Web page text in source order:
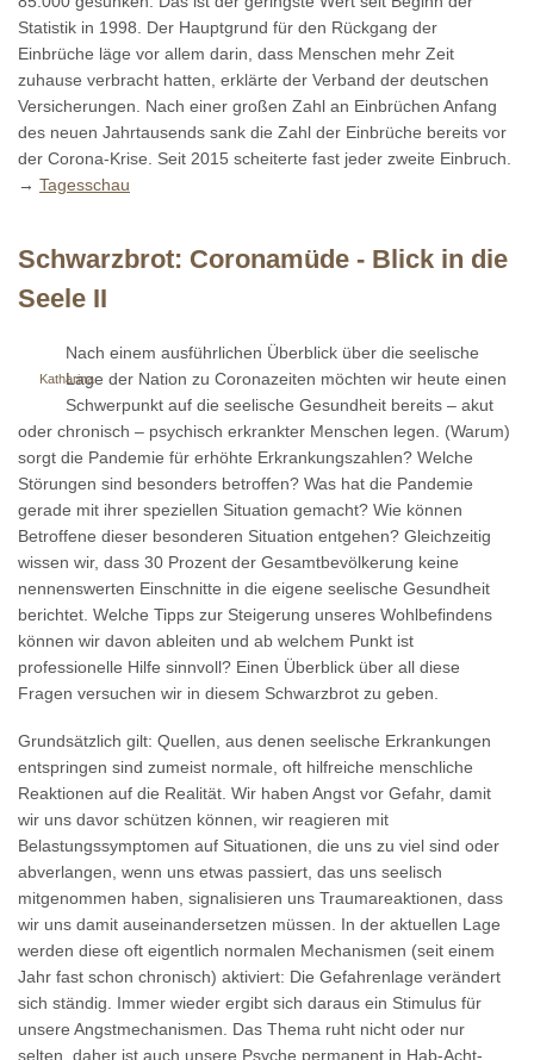
Statistik in 1998. Der Hauptgrund für den Rückgang der
Einbrüche läge vor allem darin, dass Menschen mehr Zeit
zuhause verbracht hatten, erklärte der Verband der deutschen
Versicherungen. Nach einer großen Zahl an Einbrüchen Anfang
des neuen Jahrtausends sank die Zahl der Einbrüche bereits vor
der Corona-Krise. Seit 2015 scheiterte fast jeder zweite Einbruch.
→ Tagesschau
Schwarzbrot: Coronamüde - Blick in die
Seele II
Katharina
Nach einem ausführlichen Überblick über die seelische
Lage der Nation zu Coronazeiten möchten wir heute einen
Schwerpunkt auf die seelische Gesundheit bereits – akut
oder chronisch – psychisch erkrankter Menschen legen. (Warum)
sorgt die Pandemie für erhöhte Erkrankungszahlen? Welche
Störungen sind besonders betroffen? Was hat die Pandemie
gerade mit ihrer speziellen Situation gemacht? Wie können
Betroffene dieser besonderen Situation entgehen? Gleichzeitig
wissen wir, dass 30 Prozent der Gesamtbevölkerung keine
nennenswerten Einschnitte in die eigene seelische Gesundheit
berichtet. Welche Tipps zur Steigerung unseres Wohlbefindens
können wir davon ableiten und ab welchem Punkt ist
professionelle Hilfe sinnvoll? Einen Überblick über all diese
Fragen versuchen wir in diesem Schwarzbrot zu geben.
Grundsätzlich gilt: Quellen, aus denen seelische Erkrankungen
entspringen sind zumeist normale, oft hilfreiche menschliche
Reaktionen auf die Realität. Wir haben Angst vor Gefahr, damit
wir uns davor schützen können, wir reagieren mit
Belastungssymptomen auf Situationen, die uns zu viel sind oder
abverlangen, wenn uns etwas passiert, das uns seelisch
mitgenommen haben, signalisieren uns Traumareaktionen, dass
wir uns damit auseinandersetzen müssen. In der aktuellen Lage
werden diese oft eigentlich normalen Mechanismen (seit einem
Jahr fast schon chronisch) aktiviert: Die Gefahrenlage verändert
sich ständig. Immer wieder ergibt sich daraus ein Stimulus für
unsere Angstmechanismen. Das Thema ruht nicht oder nur
selten, daher ist auch unsere Psyche permanent in Hab-Acht-